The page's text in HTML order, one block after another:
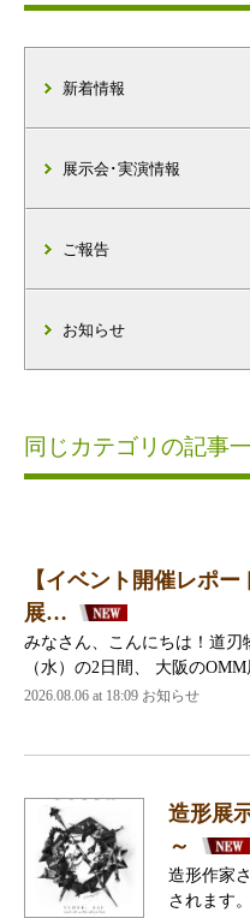
新着情報
展示会･実演情報
ご報告
お知らせ
同じカテゴリの記事
【イベント開催レポ
展…
みなさん、こんにちは！道刃
（水）の2日間、 大阪の
2026.08.06 at 18:09 お知らせ
造形展
～
造形作家
されます